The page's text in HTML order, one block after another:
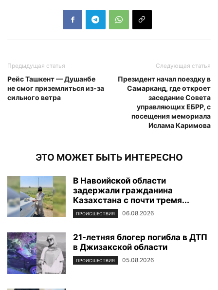
Предыдущая статья
Рейс Ташкент — Душанбе
не смог приземлиться из-за
сильного ветра
Следующая статья
Президент начал поездку в
Самарканд, где откроет
заседание Совета
управляющих ЕБРР, с
посещения мемориала
Ислама Каримова
ЭТО МОЖЕТ БЫТЬ ИНТЕРЕСНО
В Навоийской области
задержали гражданина
Казахстана с почти тремя...
ПРОИСШЕСТВИЯ 06.08.2026
21-летняя блогер погибла в ДТП
в Джизакской области
ПРОИСШЕСТВИЯ 05.08.2026